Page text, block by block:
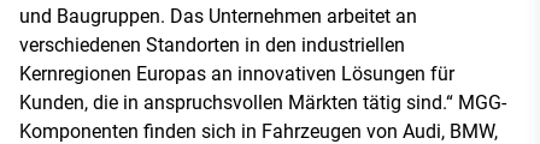
und Baugruppen. Das Unternehmen arbeitet an
verschiedenen Standorten in den industriellen
Kernregionen Europas an innovativen Lösungen für
Kunden, die in anspruchsvollen Märkten tätig sind.“ MGG-
Komponenten finden sich in Fahrzeugen von Audi, BMW,